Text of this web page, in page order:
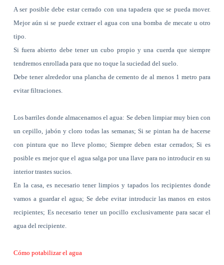
A ser posible debe estar cerrado con una tapadera que se pueda mover.
Mejor aún si se puede extraer el agua con una bomba de mecate u otro
tipo.
Si fuera abierto debe tener un cubo propio y una cuerda que siempre
tendremos enrollada para que no toque la suciedad del suelo.
Debe tener alrededor una plancha de cemento de al menos 1 metro para
evitar filtraciones.
Los barriles donde almacenamos el agua: Se deben limpiar muy bien con
un cepillo, jabón y cloro todas las semanas; Si se pintan ha de hacerse
con pintura que no lleve plomo; Siempre deben estar cerrados; Si es
posible es mejor que el agua salga por una llave para no introducir en su
interior trastes sucios.
En la casa, es necesario tener limpios y tapados los recipientes donde
vamos a guardar el agua; Se debe evitar introducir las manos en estos
recipientes; Es necesario tener un pocillo exclusivamente para sacar el
agua del recipiente.
Cómo potabilizar el agua